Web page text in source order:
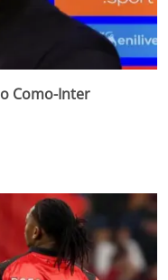
Como-Inter